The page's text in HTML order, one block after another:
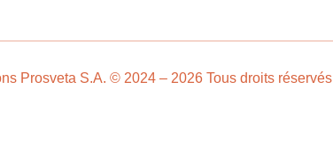
Prosveta S.A. © 2024 – 2026 Tous droits réservés